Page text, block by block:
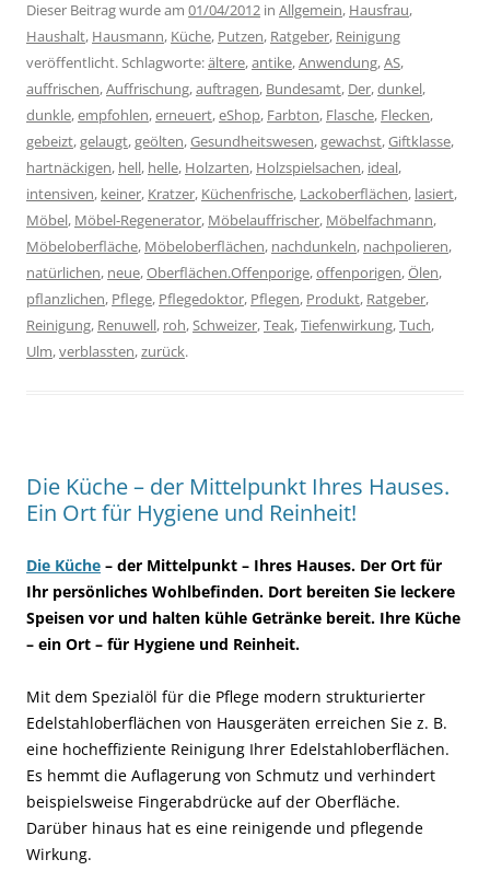
Dieser Beitrag wurde am 01/04/2012 in Allgemein, Hausfrau,
Haushalt, Hausmann, Küche, Putzen, Ratgeber, Reinigung
veröffentlicht. Schlagworte:ältere,antike,Anwendung,AS,
auffrischen,Auffrischung,auftragen, Bundesamt, Der,dunkel,
dunkle,empfohlen,erneuert,eShop, Farbton, Flasche, Flecken,
gebeizt,gelaugt,geölten,Gesundheitswesen,gewachst,Giftklasse,
hartnäckigen, hell, helle, Holzarten, Holzspielsachen, ideal,
intensiven, keiner, Kratzer, Küchenfrische, Lackoberflächen, lasiert,
Möbel, Möbel-Regenerator, Möbelauffrischer, Möbelfachmann,
Möbeloberfläche, Möbeloberflächen, nachdunkeln, nachpolieren,
natürlichen, neue,Oberflächen.Offenporige,offenporigen,Ölen,
pflanzlichen, Pflege, Pflegedoktor, Pflegen, Produkt, Ratgeber,
Reinigung, Renuwell, roh,Schweizer,Teak,Tiefenwirkung,Tuch,
Ulm,verblassten,zurück.
Die Küche – der Mittelpunkt Ihres Hauses.
Ein Ort für Hygiene und Reinheit!
Die Küche – der Mittelpunkt – Ihres Hauses. Der Ort für
Ihr persönliches Wohlbefinden. Dort bereiten Sie leckere
Speisen vor und halten kühle Getränke bereit. Ihre Küche
– ein Ort – für Hygiene und Reinheit.
Mit dem Spezialöl für die Pflege modern strukturierter
Edelstahloberflächen von Hausgeräten erreichen Sie z. B.
eine hocheffiziente Reinigung Ihrer Edelstahloberflächen.
Es hemmt die Auflagerung von Schmutz und verhindert
beispielsweise Fingerabdrücke auf der Oberfläche.
Darüber hinaus hat es eine reinigende und pflegende
Wirkung.